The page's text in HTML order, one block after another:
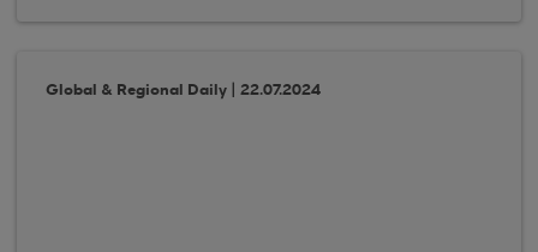
Global & Regional Daily | 22.07.2024